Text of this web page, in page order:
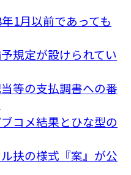
1月以前であっても
規定が設けられてい
等の支払調書への番
コメ結果とひな型の
扶の様式『案』が公